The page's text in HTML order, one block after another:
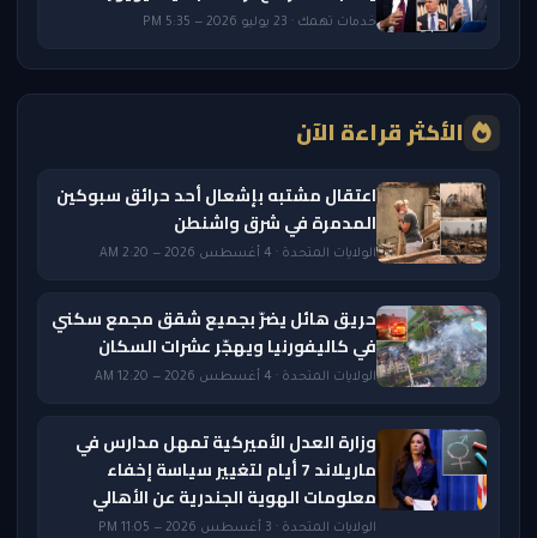
خدمات تهمك · 23 يوليو 2026 — 5:35 PM
الأكثر قراءة الآن
اعتقال مشتبه بإشعال أحد حرائق سبوكين
المدمرة في شرق واشنطن
الولايات المتحدة · 4 أغسطس 2026 — 2:20 AM
حريق هائل يضرّ بجميع شقق مجمع سكني
في كاليفورنيا ويهجّر عشرات السكان
الولايات المتحدة · 4 أغسطس 2026 — 12:20 AM
وزارة العدل الأميركية تمهل مدارس في
ماريلاند 7 أيام لتغيير سياسة إخفاء
معلومات الهوية الجندرية عن الأهالي
الولايات المتحدة · 3 أغسطس 2026 — 11:05 PM